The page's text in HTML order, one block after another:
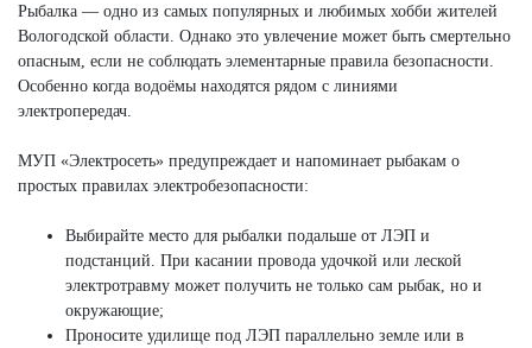
Рыбалка — одно из самых популярных и любимых хобби жителей
Вологодской области. Однако это увлечение может быть смертельно
опасным, если не соблюдать элементарные правила безопасности.
Особенно когда водоёмы находятся рядом с линиями
электропередач.
МУП «Электросеть» предупреждает и напоминает рыбакам о
простых правилах электробезопасности:
Выбирайте место для рыбалки подальше от ЛЭП и
подстанций. При касании провода удочкой или леской
электротравму может получить не только сам рыбак, но и
окружающие;
Проносите удилище под ЛЭП параллельно земле или в